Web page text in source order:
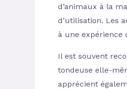
d’animaux à la
d’utilisation. Les
à une expérience
Il est souvent
tondeuse elle-
apprécient